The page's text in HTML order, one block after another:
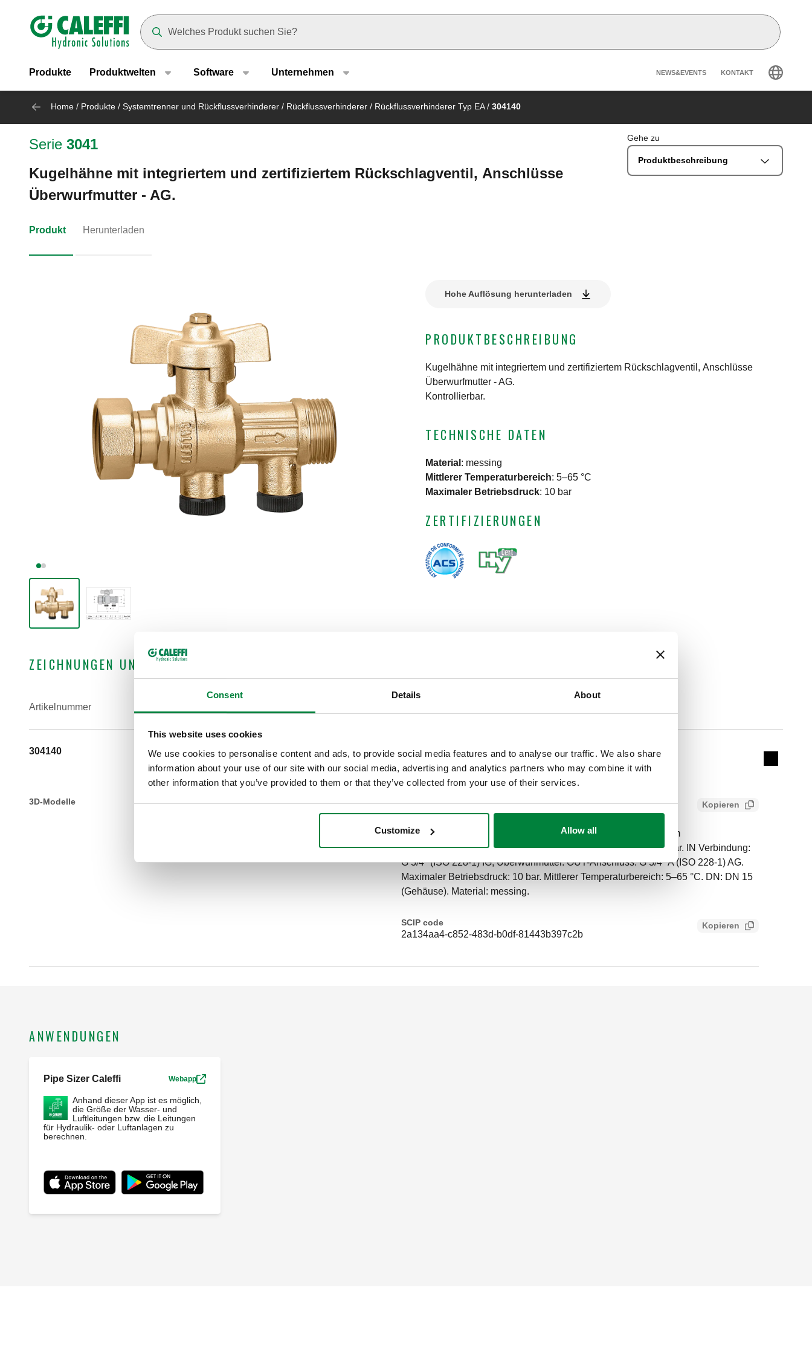
Consent Details About
This website uses cookies
We use cookies to personalise content and ads, to provide social media features and to analyse our traffic. We also share
information about your use of our site with our social media, advertising and analytics partners who may combine it with
other information that you’ve provided to them or that they’ve collected from your use of their services.
Customize Allow all
Header main navigation
Produkte Produktwelten Software Unternehmen Header secondary
NEWS&EVENTS KONTAKT
Home / Produkte / Systemtrenner und Rückflussverhinderer / Rückflussverhinderer / Rückflussverhinderer Typ EA/ 304140
Serie 3041
Kugelhähne mit integriertem und zertifiziertem Rückschlagventil, Anschlüsse
Überwurfmutter - AG.
Gehe zu
Produktbeschreibung
Produkt Herunterladen
Hohe Auflösung herunterladen
PRODUKTBESCHREIBUNG
Kugelhähne mit integriertem und zertifiziertem Rückschlagventil, Anschlüsse
Überwurfmutter - AG.
Kontrollierbar.
TECHNISCHE DATEN
Material : messing
Mittlerer Temperaturbereich: 5–65 °C
Maximaler Betriebsdruck: 10 bar
ZERTIFIZIERUNGEN
ZEICHNUNGEN UND SPEZIFIKATIONEN
Artikelnummer
304140
G 3/4" (ISO 228-1) IG
Überwurfmutter
G 3/4" A (ISO 228-1) AG
DN 15 (Gehäuse)
Collapse
3D-Modelle Ausschreibungstext Kopieren
CALEFFI, 304140. Kugelhähne mit integriertem und zertifiziertem
Rückschlagventil, Anschlüsse Überwurfmutter - AG. Kontrollierbar. IN Verbindung:
G 3/4" (ISO 228-1) IG, Überwurfmutter. OUT-Anschluss: G 3/4" A (ISO 228-1) AG.
Maximaler Betriebsdruck: 10 bar. Mittlerer Temperaturbereich: 5–65 °C. DN: DN 15
(Gehäuse). Material: messing.
SCIP code
2a134aa4-c852-483d-b0df-81443b397c2b
Kopieren
ANWENDUNGEN
Pipe Sizer Caleffi Webapp
Anhand dieser App ist es möglich,
die Größe der Wasser- und
Luftleitungen bzw. die Leitungen
für Hydraulik- oder Luftanlagen zu
berechnen.